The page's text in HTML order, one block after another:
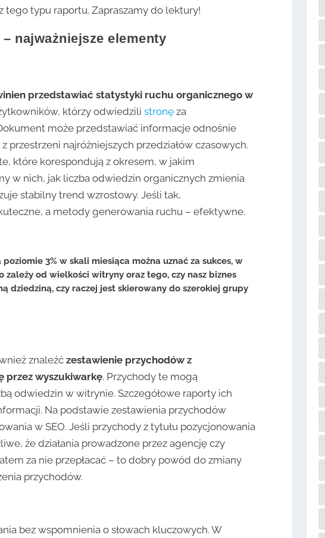
typu raportu. Zapraszamy do lektury!
najważniejsze elementy
przedstawiać statystyki ruchu organicznego w
którzy odwiedzilistronę za
może przedstawiać informacje odnośnie
najróżniejszych przedziałów czasowych.
które korespondują z okresem, w jakim
w nich, jak liczba odwiedzin organicznych zmienia
stabilny trend wzrostowy. Jeśli tak,
a metody generowania ruchu – efektywne.
3% w skali miesiąca można uznać za sukces, w
zależy od wielkości witryny oraz tego, czy nasz biznes
dziedziną, czy raczej jest skierowany do szerokiej grupy
znaleźćzestawienie przychodów z
przez wyszukiwarkę. Przychody te mogą
odwiedzin w witrynie. Szczegółowe raporty ich
Na podstawie zestawienia przychodów
w SEO. Jeśli przychody z tytułu pozycjonowania
że działania prowadzone przez agencję czy
za nie przepłacać – to dobry powód do zmiany
przychodów.
bez wspomnienia o słowach kluczowych. W